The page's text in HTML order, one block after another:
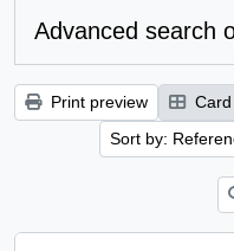
Advanced search
Print preview
Sort by: